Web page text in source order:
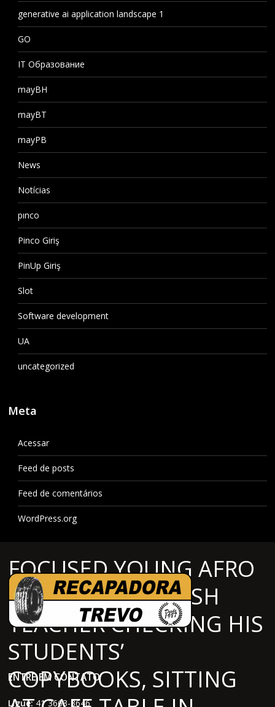
FOCUSED YOUNG AFRO
AMERICAN ENGLISH
TEACHER CHECKING HIS
STUDENTS’
COPYBOOKS, SITTING
generative ai application landscape 1
GO
IT Образование
mayBH
mayBT
mayPB
News
Notícias
pınco
Pinco Giriş
PinUp Giriş
Slot
Software development
UA
uncategorized
Meta
Acessar
Feed de posts
Feed de comentários
WordPress.org
ENTRE EM CONTATO
Ligue:41 3663-3646